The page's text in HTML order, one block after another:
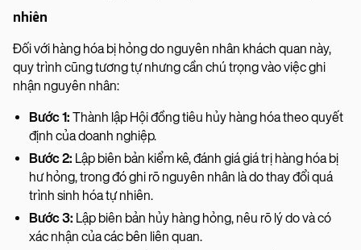
nhiên
Đối với hàng hóa bị hỏng do nguyên nhân khách quan này,
quy trình cũng tương tự nhưng cần chú trọng vào việc ghi
nhận nguyên nhân:
Bước 1: Thành lập Hội đồng tiêu hủy hàng hóa theo quyết
định của doanh nghiệp.
Bước 2: Lập biên bản kiểm kê, đánh giá giá trị hàng hóa bị
hư hỏng, trong đó ghi rõ nguyên nhân là do thay đổi quá
trình sinh hóa tự nhiên.
Bước 3: Lập biên bản hủy hàng hỏng, nêu rõ lý do và có
xác nhận của các bên liên quan.